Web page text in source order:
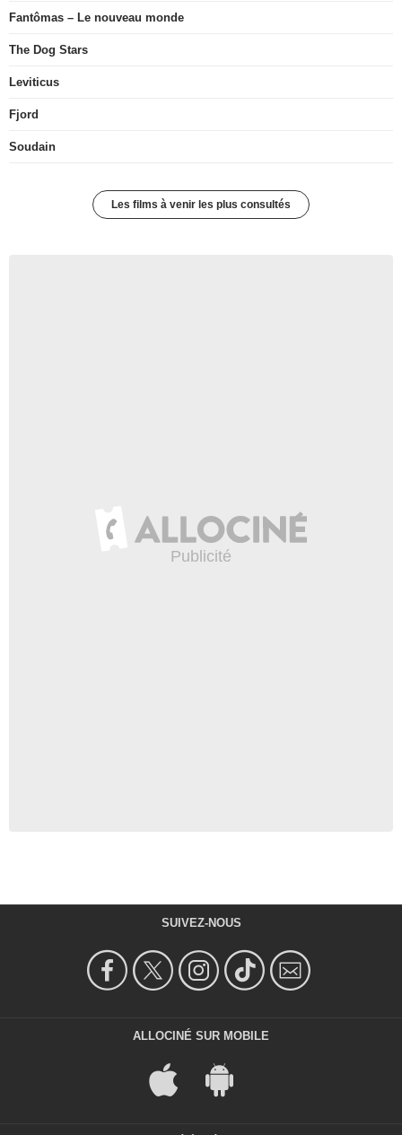
Fantômas – Le nouveau monde
The Dog Stars
Leviticus
Fjord
Soudain
Les films à venir les plus consultés
SUIVEZ-NOUS
ALLOCINÉ SUR MOBILE